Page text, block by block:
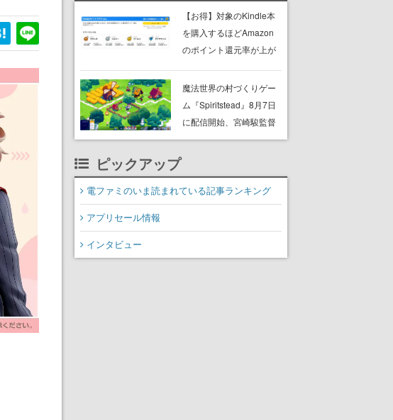
【お得】対象のKindle本
を購入するほどAmazon
のポイント還元率が上が
ト。1ヶ月に5万円の購入
で最大5％アップし、上限
は3500ポイント
魔法世界の村づくりゲー
ム『Spiritstead』8月7日
に配信開始、宮崎駿監督
の映画作品に影響を受け
いて美しい村を作る
ピックアップ
電ファミのいま読まれている記事ランキング
アプリセール情報
インタビュー